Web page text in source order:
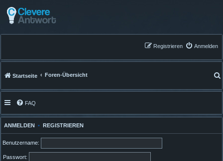
Anmelden
Registrieren
Startseite Foren-Übersicht
FAQ
ANMELDEN • REGISTRIEREN
Benutzername:
Passwort: